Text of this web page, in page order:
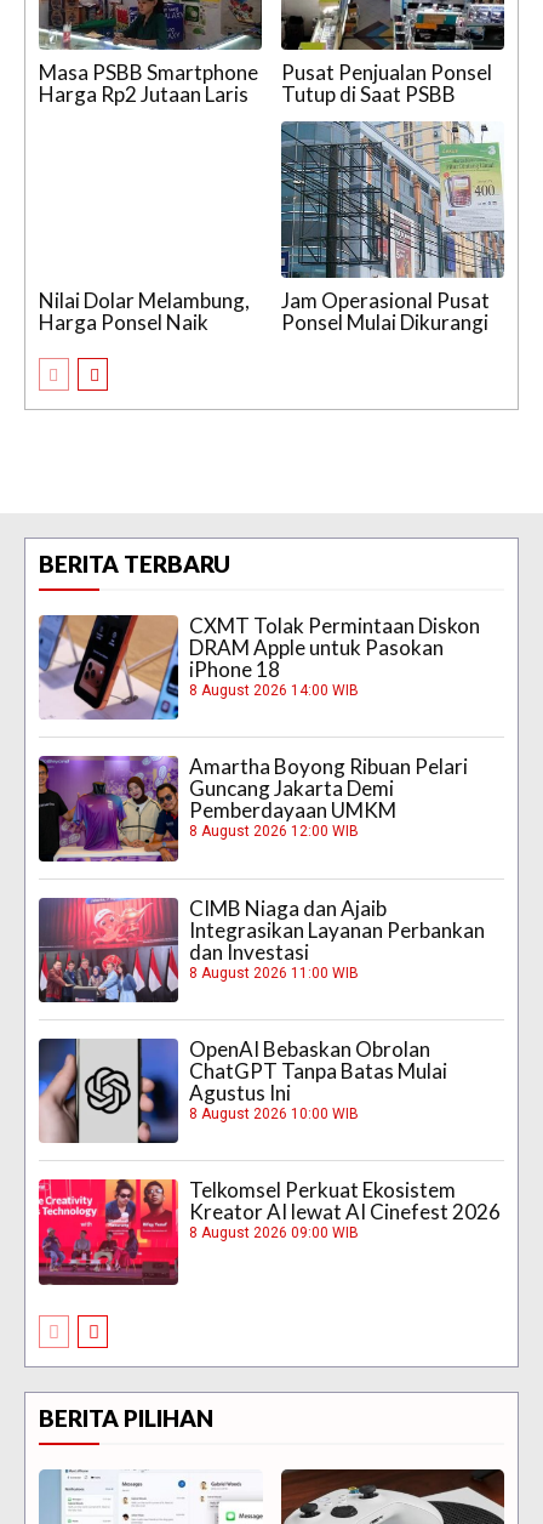
Masa PSBB Smartphone
Harga Rp2 Jutaan Laris
Pusat Penjualan Ponsel
Tutup di Saat PSBB
Nilai Dolar Melambung,
Harga Ponsel Naik
Jam Operasional Pusat
Ponsel Mulai Dikurangi
BERITA TERBARU
CXMT Tolak Permintaan Diskon
DRAM Apple untuk Pasokan
iPhone 18
8 August 2026 14:00 WIB
Amartha Boyong Ribuan Pelari
Guncang Jakarta Demi
Pemberdayaan UMKM
8 August 2026 12:00 WIB
CIMB Niaga dan Ajaib
Integrasikan Layanan Perbankan
dan Investasi
8 August 2026 11:00 WIB
OpenAI Bebaskan Obrolan
ChatGPT Tanpa Batas Mulai
Agustus Ini
8 August 2026 10:00 WIB
Telkomsel Perkuat Ekosistem
Kreator AI lewat AI Cinefest 2026
8 August 2026 09:00 WIB
BERITA PILIHAN